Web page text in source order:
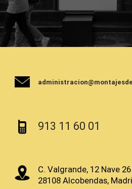
913 11 60 01
C. Valgrande, 12 Nave 26
28108 Alcobendas,